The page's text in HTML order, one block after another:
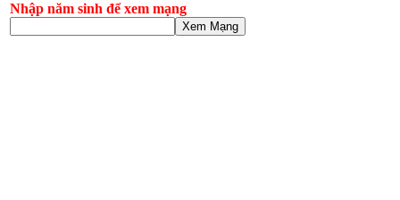
Nhập năm sinh để xem mạng
Xem Mạng